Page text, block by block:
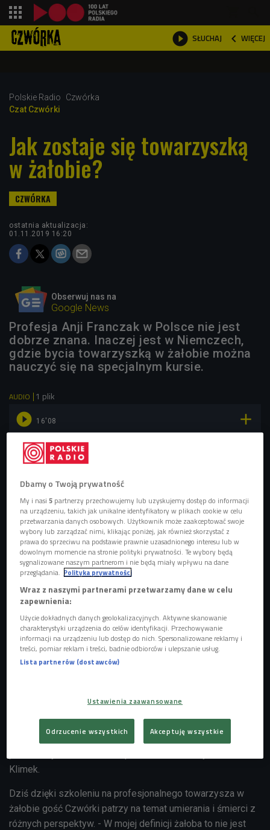
 SŁUCHAJ  WIĘCEJ

Polskie Radio
Czwórka
Czat Czwórki
Jak zostaje się towarzyszką
w żałobie?
ostatnia aktualizacja:
01.11.2019 16:20
Obserwuj nas na
Google News
Profesja Anji Franczak w Polsce nie jest
dobrze znana. Inaczej jest w Niemczech,
gdzie bycia towarzyszką w żałobie można
nauczyć się na specjalnym kursie.
AUDIO 1 plik
 16'08 
Jak, gdzie i od kogo nauczyć się przeżywania żałoby?
(Czat Czwórki/Czwórka)
zdjęcie ilustracyjne Foto: Shutterstock/Photographee.eu
Prędzej czy później każdy z nas będzie musiał
dziecko, byłam zmuszona nauczyć się przeżywać żałobę.
wiem i nie znam osób, do których mogłabym się zwrócić o
Klimek.
Dziś dzięki szkoleniu na profesjonalnego towarzysza w
żałobie gość Czwórki patrzy na temat umierania i śmierci z
różnych perspektyw. - W mojej definicji żałoba to nie jest
Dbamy o Twoją prywatność
My i nasi5 partnerzy przechowujemy lub uzyskujemy dostęp do informacji
na urządzeniu, takich jak unikalne identyfikatory w plikach cookie w celu
przetwarzania danych osobowych. Użytkownik może zaakceptować swoje
wybory lub zarządzać nimi, klikając poniżej, jak również skorzystać z
prawa do sprzeciwu na podstawie prawnie uzasadnionego interesu lub w
dowolnym momencie na stronie polityki prywatności. Te wybory będą
sygnalizowane naszym partnerom i nie będą miały wpływu na dane
przeglądania. Polityka prywatności
Wraz z naszymi partnerami przetwarzamy dane w celu
zapewnienia:
Użycie dokładnych danych geolokalizacyjnych. Aktywne skanowanie
charakterystyki urządzenia do celów identyfikacji. Przechowywanie
informacji na urządzeniu lub dostęp do nich. Spersonalizowane reklamy i
treści, pomiar reklam i treści, badnie odbiorców i ulepszanie usług.
Lista partnerów (dostawców)
Ustawienia zaawansowane
Odrzucenie wszystkich Akceptuję wszystkie